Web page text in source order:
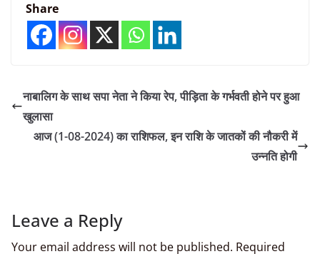
Share
नाबालिग के साथ सपा नेता ने किया रेप, पीड़िता के गर्भवती होने पर हुआ
खुलासा
आज (1-08-2024) का राशिफल, इन राशि के जातकों की नौकरी में
उन्नति होगी
Leave a Reply
Your email address will not be published. Required